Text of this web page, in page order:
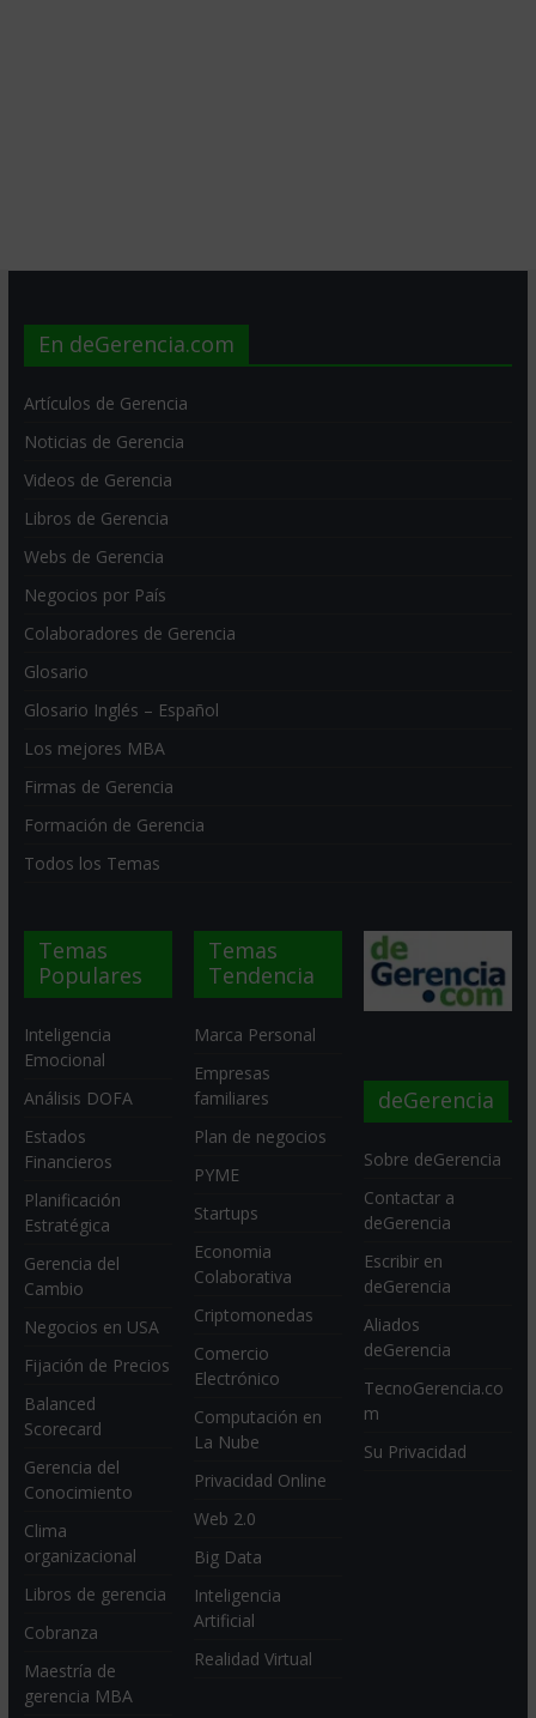
En deGerencia.com
Artículos de Gerencia
Noticias de Gerencia
Videos de Gerencia
Libros de Gerencia
Webs de Gerencia
Negocios por País
Colaboradores de Gerencia
Glosario
Glosario Inglés – Español
Los mejores MBA
Firmas de Gerencia
Formación de Gerencia
Todos los Temas
Temas
Populares
Inteligencia
Emocional
Análisis DOFA
Estados
Financieros
Planificación
Estratégica
Gerencia del
Cambio
Negocios en USA
Fijación de Precios
Balanced
Scorecard
Gerencia del
Conocimiento
Clima
organizacional
Libros de gerencia
Cobranza
Maestría de
gerencia MBA
Temas
Tendencia
Marca Personal
Empresas
familiares
Plan de negocios
PYME
Startups
Economia
Colaborativa
Criptomonedas
Comercio
Electrónico
Computación en
La Nube
Privacidad Online
Web 2.0
Big Data
Inteligencia
Artificial
Realidad Virtual
deGerencia
Sobre deGerencia
Contactar a
deGerencia
Escribir en
deGerencia
Aliados
deGerencia
TecnoGerencia.co
m
Su Privacidad